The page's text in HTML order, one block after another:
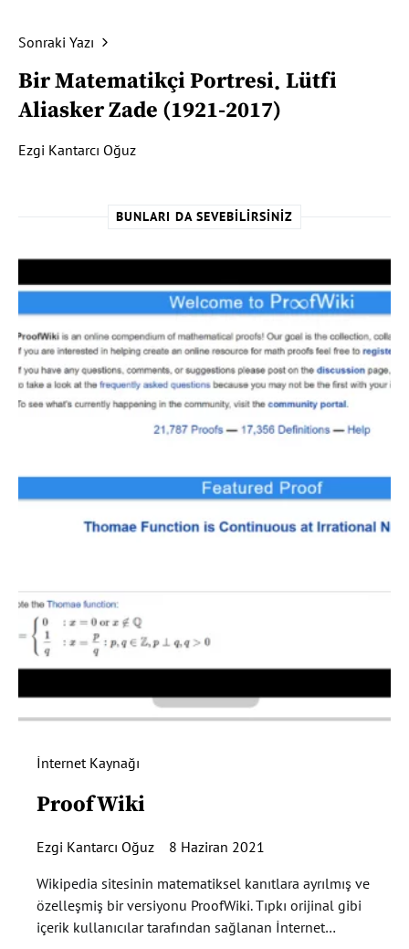
Sonraki Yazı
Bir Matematikçi Portresi Lütfi
Aliasker Zade (1921-2017)
Ezgi Kantarcı Oğuz
BUNLARI DA SEVEBILIRSINIZ
İnternet Kaynağı
ProofWiki
Ezgi Kantarcı Oğuz
8 Haziran 2021
Wikipedia sitesinin matematiksel kanıtlara ayrılmış ve
özelleşmiş bir versiyonu ProofWiki. Tıpkı orijinal gibi
içerik kullanıcılar tarafından sağlanan İnternet…